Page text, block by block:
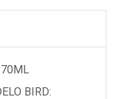
70ML
BIRD: